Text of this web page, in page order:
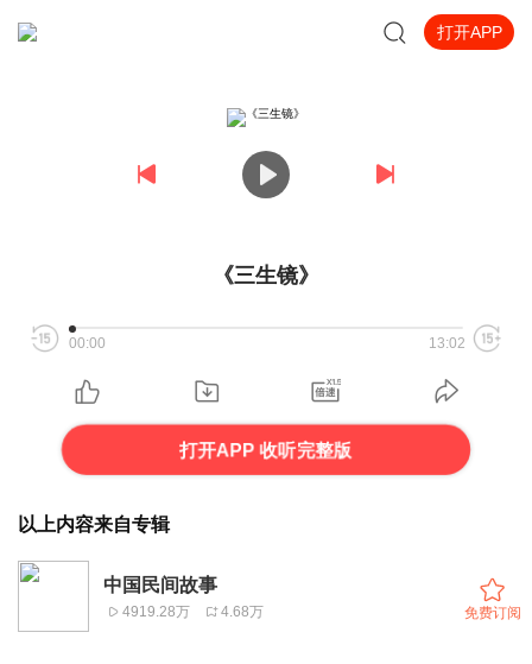
打开APP
《三生镜》
00:00 13:02
打开APP 收听完整版
以上内容来自专辑
中国民间故事
4919.28万 4.68万 免费订阅